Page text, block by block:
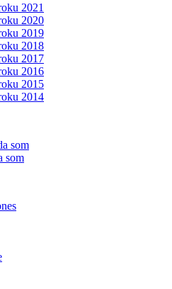
2021
2020
2019
2018
2017
2016
2015
2014
som
som